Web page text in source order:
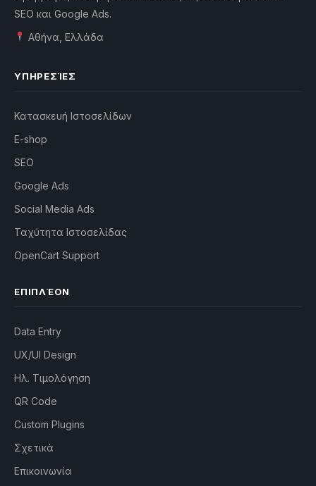
SEO και Google Ads.
Αθήνα, Ελλάδα
ΥΠΗΡΕΣΊΕΣ
Κατασκευή Ιστοσελίδων
E-shop
SEO
Google Ads
Social Media Ads
Ταχύτητα Ιστοσελίδας
OpenCart Support
ΕΠΙΠΛΈΟΝ
Data Entry
UX/UI Design
Ηλ. Τιμολόγηση
QR Code
Custom Plugins
Σχετικά
Επικοινωνία